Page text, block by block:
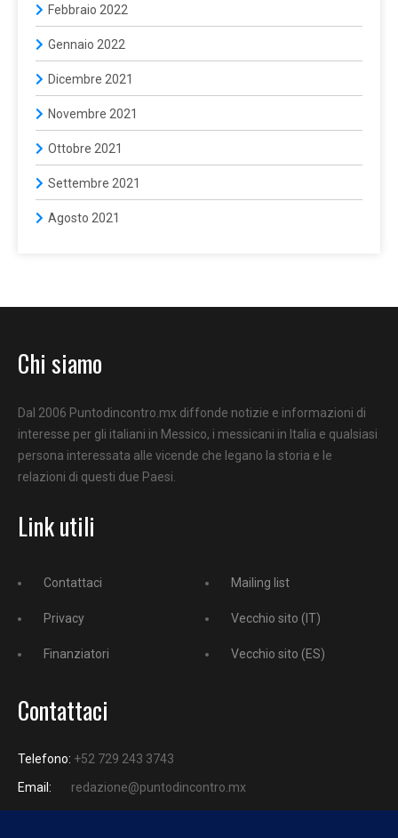
Febbraio 2022
Gennaio 2022
Dicembre 2021
Novembre 2021
Ottobre 2021
Settembre 2021
Agosto 2021
Chi siamo
Dal 2006 Puntodincontro.mx diffonde notizie e informazioni di
interesse per gli italiani in Messico, i messicani in Italia e qualsiasi
persona interessata alle vicende che legano la storia e le
relazioni di questi due Paesi.
Link utili
Contattaci
Privacy
Finanziatori
Mailing list
Vecchio sito (IT)
Vecchio sito (ES)
Contattaci
Telefono: +52 729 243 3743
Email:
redazione@puntodincontro.mx